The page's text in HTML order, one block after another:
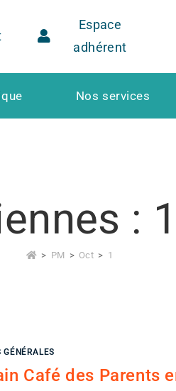
Espace
adhérent
Nos services
:
> PM > Oct > 1
Café des Parents